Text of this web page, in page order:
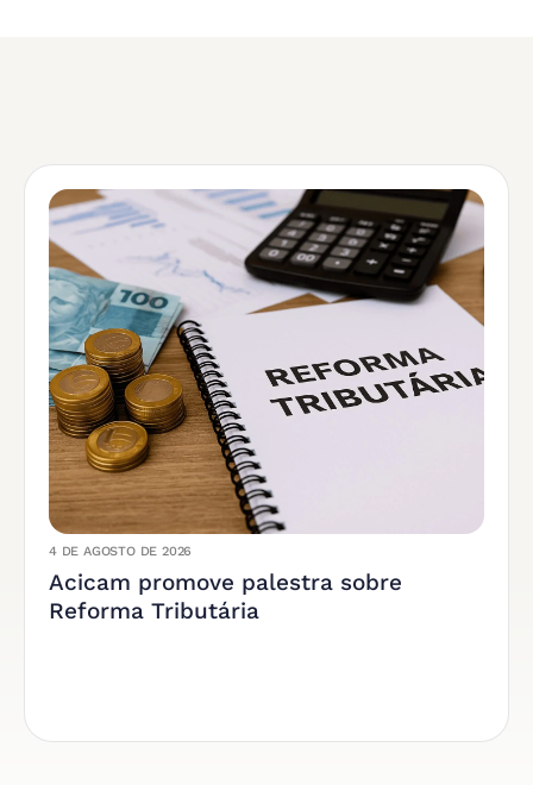
4 DE AGOSTO DE 2026
Acicam promove palestra sobre
Reforma Tributária